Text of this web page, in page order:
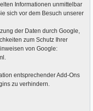
Informationen unmittelbar
sich vor dem Besuch unserer
der Daten durch Google,
zum Schutz Ihrer
von Google:
entsprechender Add-Ons
zu verhindern.